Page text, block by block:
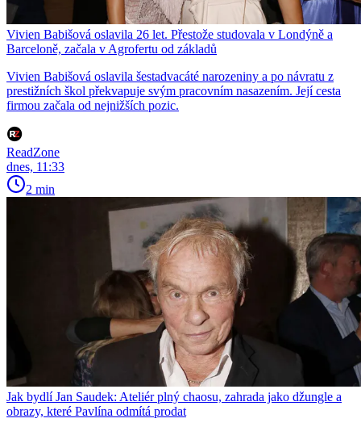
Vivien Babišová oslavila 26 let. Přestože studovala v Londýně a
Barceloně, začala v Agrofertu od základů
Vivien Babišová oslavila šestadvacáté narozeniny a po návratu z
prestižních škol překvapuje svým pracovním nasazením. Její cesta
firmou začala od nejnižších pozic.
ReadZone
dnes, 11:33
2 min
Jak bydlí Jan Saudek: Ateliér plný chaosu, zahrada jako džungle a
obrazy, které Pavlína odmítá prodat